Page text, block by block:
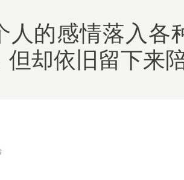
人的感情落入各
但却依旧留下来